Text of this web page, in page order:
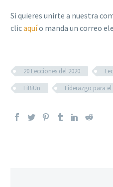
Si quieres unirte a nuestra
clicaquío manda un correo
20 Lecciones del 2020
LiBiUn
Liderazgo para el